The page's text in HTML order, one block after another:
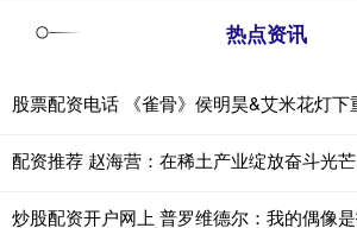
热点资讯
配资推荐 赵海营：在稀土产业绽放奋斗光芒